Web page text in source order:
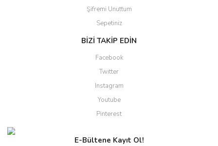
Şifremi Unuttum
Sepetiniz
BİZİ TAKİP EDİN
Facebook
Twitter
Instagram
Youtube
Pinterest
E-Bültene Kayıt Ol!